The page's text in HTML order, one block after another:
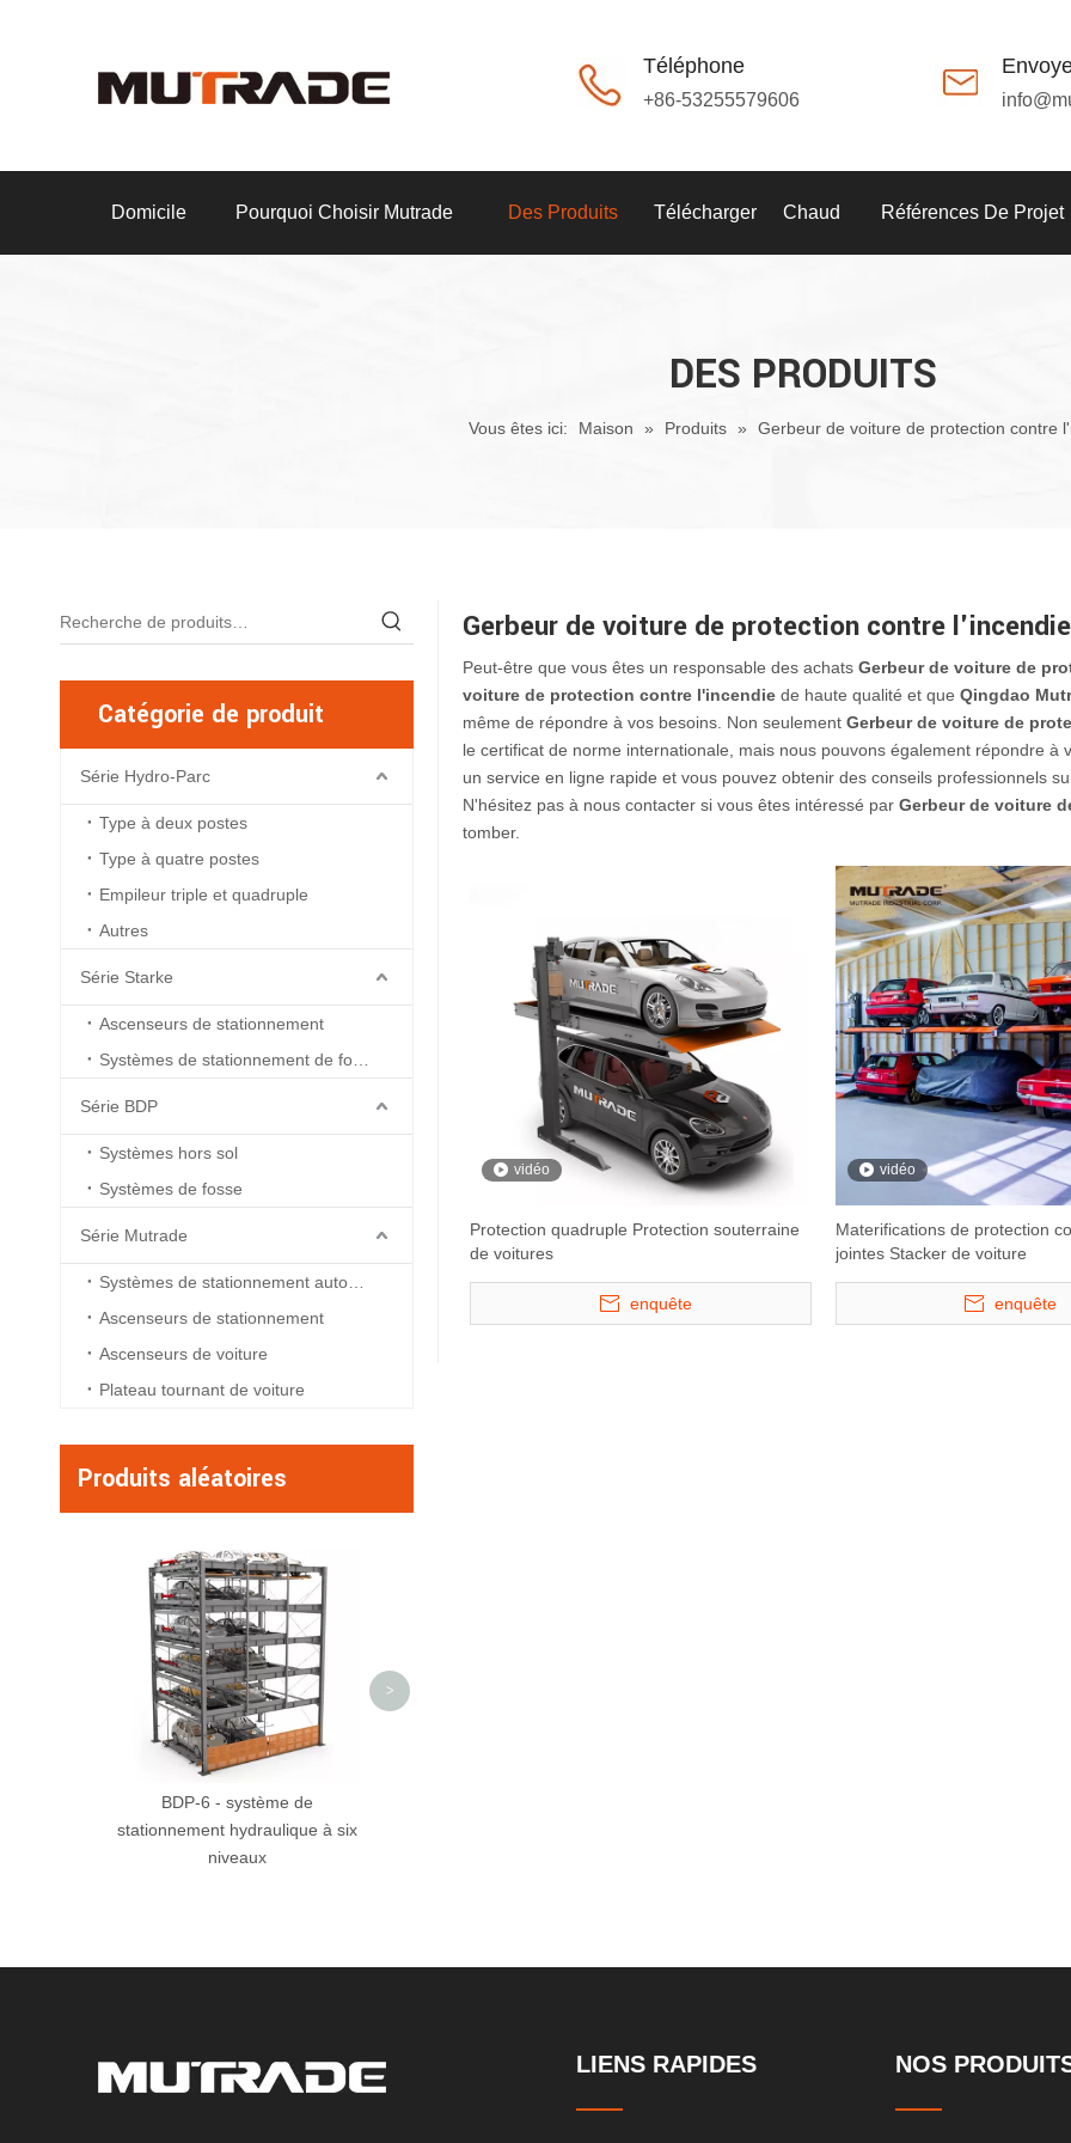
Téléphone
+86-53255579606
Domicile Pourquoi Choisir Mutrade Des Produits Télécharger Chaud Références De Projet
DES PRODUITS
Vous êtes ici: Maison » Produits » Gerbeur de voiture de protection contre
Catégorie de produit
Série Hydro-Parc
Type à deux postes
Type à quatre postes
Empileur triple et quadruple
Autres
Série Starke
Ascenseurs de stationnement
Série BDP
Systèmes hors sol
Systèmes de fosse
Série Mutrade
Ascenseurs de stationnement
Ascenseurs de voiture
Plateau tournant de voiture
Produits aléatoires
BDP-6 - système de
stationnement hydraulique à six
niveaux
>
Gerbeur de voiture de protection contre l'incendie
Peut-être que vous êtes un responsable des achats Gerbeur de voiture de
voiture de protection contre l'incendie de haute qualité et que Qingdao
même de répondre à vos besoins. Non seulement Gerbeur de voiture de
le certificat de norme internationale, mais nous pouvons également répondre
un service en ligne rapide et vous pouvez obtenir des conseils professionnels
N'hésitez pas à nous contacter si vous êtes intéressé par Gerbeur de voiture
tomber.
vidéo
Protection quadruple Protection souterraine
de voitures
enquête
vidéo
Materifications de protection
jointes Stacker de voiture
enquête
LIENS RAPIDES NOS